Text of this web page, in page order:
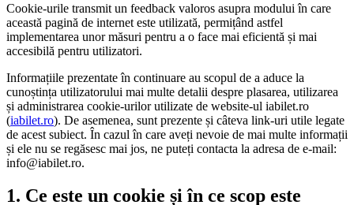
Cookie-urile transmit un feedback valoros asupra modului în care
această pagină de internet este utilizată, permițând astfel
implementarea unor măsuri pentru a o face mai eficientă și mai
accesibilă pentru utilizatori.
Informațiile prezentate în continuare au scopul de a aduce la
cunoștința utilizatorului mai multe detalii despre plasarea, utilizarea
și administrarea cookie-urilor utilizate de website-ul iabilet.ro
(iabilet.ro). De asemenea, sunt prezente și câteva link-uri utile legate
de acest subiect. În cazul în care aveți nevoie de mai multe informații
și ele nu se regăsesc mai jos, ne puteți contacta la adresa de e-mail:
info@iabilet.ro.
1. Ce este un cookie și în ce scop este